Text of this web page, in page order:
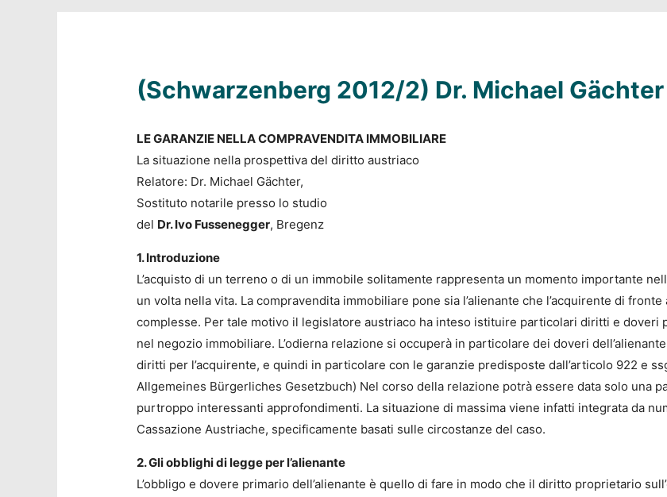
(Schwarzenberg 2012/2) Dr. Michael Gächter
LE GARANZIE NELLA COMPRAVENDITA IMMOBILIARE
La situazione nella prospettiva del diritto austriaco
Relatore: Dr. Michael Gächter,
Sostituto notarile presso lo studio
del Dr. Ivo Fussenegger, Bregenz
1. Introduzione
L’acquisto di un terreno o di un immobile solitamente rappresenta un momento importante
un volta nella vita. La compravendita immobiliare pone sia l’alienante che l’acquirente di
complesse. Per tale motivo il legislatore austriaco ha inteso istituire particolari diritti e doveri
nel negozio immobiliare. L’odierna relazione si occuperà in particolare dei doveri
diritti per l’acquirente, e quindi in particolare con le garanzie predisposte dall’articolo 922 e
Allgemeines Bürgerliches Gesetzbuch) Nel corso della relazione potrà essere data solo una
purtroppo interessanti approfondimenti. La situazione di massima viene infatti integrata da
Cassazione Austriache, specificamente basati sulle circostanze del caso.
2. Gli obblighi di legge per l’alienante
L’obbligo e dovere primario dell’alienante è quello di fare in modo che il diritto proprietario